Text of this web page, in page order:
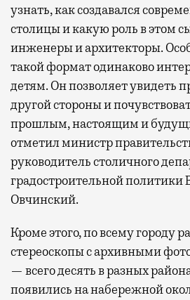
узнать, как создавался
столицы и какую роль в этом
инженеры и архитекторы.
такой формат одинаково
детям. Он позволяет увидеть
другой стороны и
прошлым, настоящим и
отметил министр
руководитель столичного
градостроительной политики
Овчинский.
Кроме этого, по всему городу
стереоскопы с архивными
— всего десять в разных
появились на набережной